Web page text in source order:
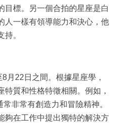
目標。另一個合拍的星座是白
人一樣有領導能力和決心，他
。
月22日之間。根據星座學，
質和性格特徵相關。例如，
非常有創造力和冒險精神。
夠在工作中提出獨特的解決方